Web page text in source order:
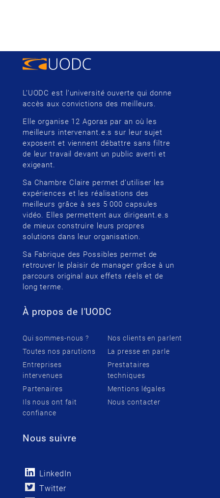
L’UODC est l’université ouverte qui donne
accès aux convictions des meilleurs.
Elle organise 12 Agoras par an où les
meilleurs intervenant.e.s sur leur sujet
exposent et viennent débattre sans filtre
de leur travail devant un public averti et
exigeant.
Sa Chambre Claire permet d’utiliser les
expériences et les réalisations des
meilleurs grâce à ses 5 000 capsules
vidéo. Elles permettent aux dirigeant.e.s
de mieux construire leurs propres
solutions dans leur organisation.
Sa Fabrique des Possibles permet de
retrouver le plaisir de manager grâce à un
parcours original aux effets réels et de
long terme.
À propos de l'UODC
Qui sommes-nous ?
Toutes nos parutions
Entreprises
intervenues
Partenaires
Ils nous ont fait
confiance
Nos clients en parlent
La presse en parle
Prestataires
techniques
Mentions légales
Nous contacter
Nous suivre
LinkedIn
Twitter